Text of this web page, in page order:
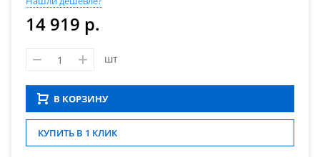
14 919 р.
шт
В КОРЗИНУ
КУПИТЬ В 1 КЛИК